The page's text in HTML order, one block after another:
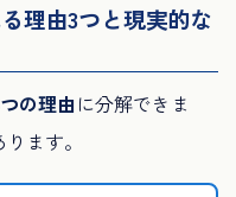
理由3つと現実的な
の理由 に分解できま
ます。